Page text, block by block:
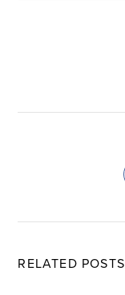
RELATED POSTS